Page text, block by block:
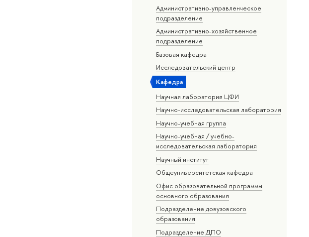
Административно-управленческое
подразделение
Административно-хозяйственное
подразделение
Базовая кафедра
Исследовательский центр
Кафедра
Научная лаборатория ЦФИ
Научно-исследовательская лаборатория
Научно-учебная группа
Научно-учебная / учебно-
исследовательская лаборатория
Научный институт
Общеуниверситетская кафедра
Офис образовательной программы
основного образования
Подразделение довузовского
образования
Подразделение ДПО